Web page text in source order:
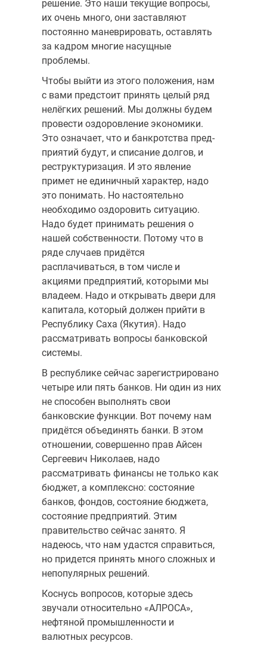
решение. Это наши текущие вопро­сы,
их очень много, они заставляют
постоянно маневрировать, оставлять
за кадром многие насущные
проблемы.
Чтобы выйти из этого положения, нам
с вами предстоит при­нять целый ряд
нелёгких решений. Мы должны будем
провести оздоровление экономики.
Это означает, что и банкротства пред­
приятий будут, и списание долгов, и
реструктуризация. И это явление
примет не единичный характер, надо
это понимать. Но настоятельно
необходимо оздоровить ситуацию.
Надо будет принимать решения о
нашей собственности. Потому что в
ряде случаев придётся
расплачиваться, в том числе и
акциями предприятий, которыми мы
вла­деем. Надо и открывать двери для
капитала, который должен прийти в
Республику Саха (Якутия). Надо
рассматривать вопросы банковской
си­стемы.
В республике сейчас зарегистрировано
четыре или пять банков. Ни один из них
не способен выполнять свои
банковские функции. Вот почему нам
придётся объединять банки. В этом
отношении, совершенно прав Айсен
Сергеевич Николаев, надо
рассматривать финансы не только как
бюджет, а комплексно: состояние
банков, фондов, со­стояние бюджета,
состояние предприятий. Этим
правительство сейчас занято. Я
надеюсь, что нам удастся справиться,
но придется при­нять много сложных и
непопулярных решений.
Коснусь вопросов, которые здесь
звучали относительно «АЛРОСА»,
нефтяной промышленности и
валютных ресурсов.